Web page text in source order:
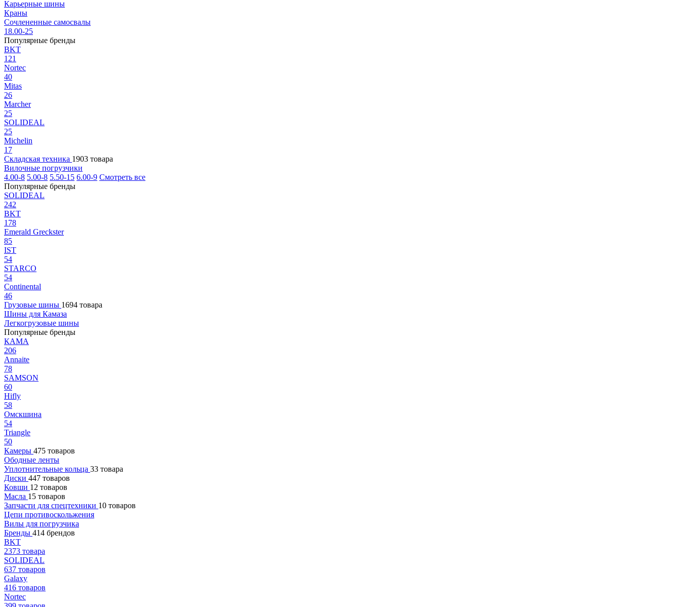
Карьерные шины
Краны
Сочлененные самосвалы
18.00-25
Популярные бренды
BKT
121
Nortec
40
Mitas
26
Marcher
25
SOLIDEAL
25
Michelin
17
Складская техника 1903 товара
Вилочные погрузчики
4.00-8 5.00-8 5.50-15 6.00-9 Смотреть все
Популярные бренды
SOLIDEAL
242
BKT
178
Emerald Greckster
85
IST
54
STARCO
54
Continental
46
Грузовые шины 1694 товара
Шины для Камаза
Легкогрузовые шины
Популярные бренды
КАМА
206
Annaite
78
SAMSON
60
Hifly
58
Омскшина
54
Triangle
50
Камеры 475 товаров
Ободные ленты
Уплотнительные кольца 33 товара
Диски 447 товаров
Ковши 12 товаров
Масла 15 товаров
Запчасти для спецтехники 10 товаров
Цепи противоскольжения
Вилы для погрузчика
Бренды 414 брендов
BKT
2373 товара
SOLIDEAL
637 товаров
Galaxy
416 товаров
Nortec